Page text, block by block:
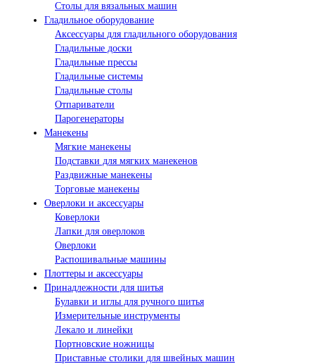
Столы для вязальных машин
Гладильное оборудование
Аксессуары для гладильного оборудования
Гладильные доски
Гладильные прессы
Гладильные системы
Гладильные столы
Отпариватели
Парогенераторы
Манекены
Мягкие манекены
Подставки для мягких манекенов
Раздвижные манекены
Торговые манекены
Оверлоки и аксессуары
Коверлоки
Лапки для оверлоков
Оверлоки
Распошивальные машины
Плоттеры и аксессуары
Принадлежности для шитья
Булавки и иглы для ручного шитья
Измерительные инструменты
Лекало и линейки
Портновские ножницы
Приставные столики для швейных машин